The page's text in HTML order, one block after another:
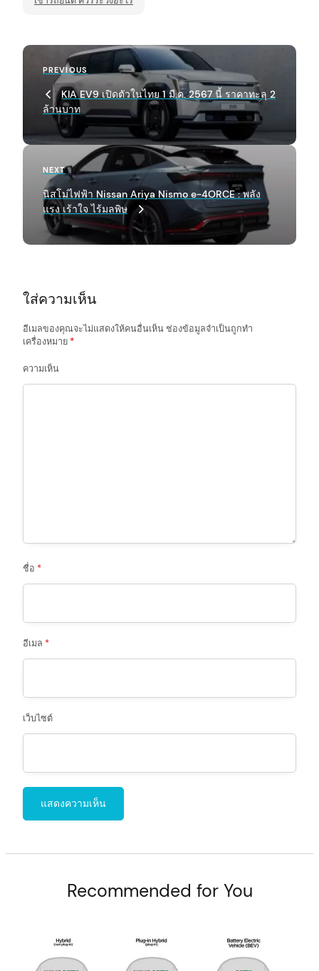
P
n
g
o
n
Previous
Post
PREVIOUS
KIA EV9 เปิดตัวในไทย 1 มี.ค. 2567 นี้ ราคาทะลุ 2
ล้านบาท
Next
Post
NEXT
นิสโม่ไฟฟ้า Nissan Ariya Nismo e-4ORCE : พลัง
แรง เร้าใจ ไร้มลพิษ
ใส่ความเห็น
อีเมลของคุณจะไม่แสดงให้คนอื่นเห็นช่องข้อมูลจำเป็นถูกทำ
เครื่องหมาย *
ความเห็น
ชื่อ *
อีเมล *
เว็บไซต์
Recommended for You